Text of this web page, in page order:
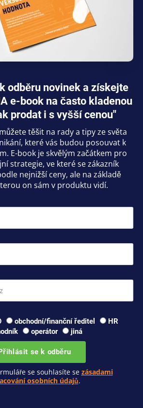
odběru novinek a získejte
e-book na často kladenou
prodat i s vyšší cenou"
těšit na rady a tipy ze světa
které vás budou posouvat k
E-book je skvělým začátkem pro
strategie, ve které se zákazník
nejnižší ceny, ale na základě
on sám v produktu vidí.
obchodní/finanční ředitel
HR
operátor jiná
se k odběru
se souhlasíte se zásadami
osobních údajů.